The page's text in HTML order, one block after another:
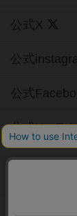
公式X
公式
公式
公式